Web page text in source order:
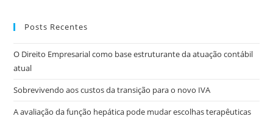
Posts Recentes
O Direito Empresarial como base estruturante da atuação contábil
atual
Sobrevivendo aos custos da transição para o novo IVA
A avaliação da função hepática pode mudar escolhas terapêuticas